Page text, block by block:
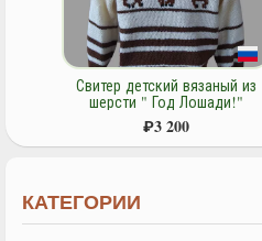
Свитер детский из шерсти
"Стильный".
₽3 200
КАТЕГОРИИ